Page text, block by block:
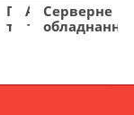
Побутова
техніка
TV
та
Фото
та
Авто
та
Серверне
обладнання